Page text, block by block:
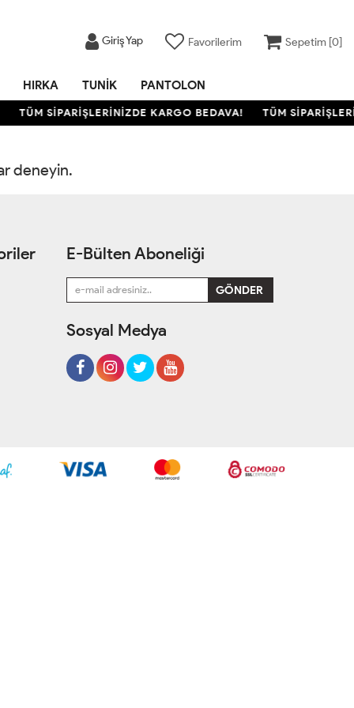
Giriş Yap Favorilerim Sepetim [0]
HIRKA TUNIK PANTOLON
TÜM SİPARİŞLERİNİZDE KARGO BEDAVA! TÜM
deneyin.
E-Bülten Aboneliği
Sosyal Medya